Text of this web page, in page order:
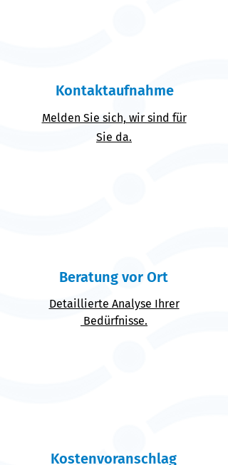
Kontaktaufnahme
Melden Sie sich, wir sind für
Sie da.
Beratung vor Ort
Detaillierte Analyse Ihrer
Bedürfnisse.
Kostenvoranschlag